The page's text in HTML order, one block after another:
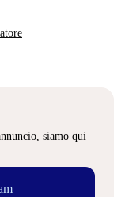
siamo qui